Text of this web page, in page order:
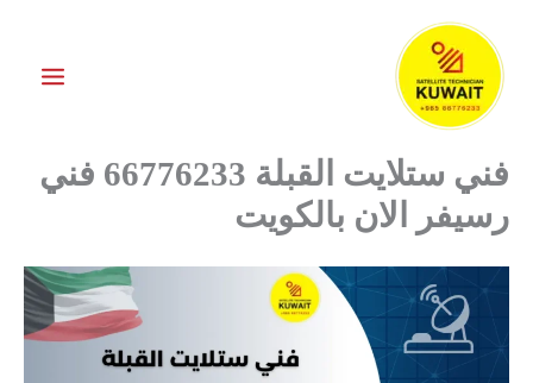
المحتوى
فني ستلايت القبلة 66776233 فني
رسيفر الان بالكويت